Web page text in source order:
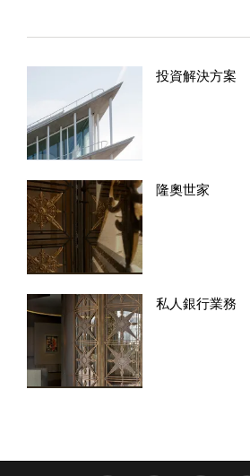
投資解決方案
隆奧世家
私人銀行業務